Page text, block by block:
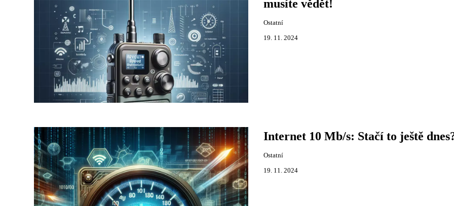
musíte vědět!
Ostatní
19. 11. 2024
Internet 10 Mb/s: Stačí to ještě
Ostatní
19. 11. 2024